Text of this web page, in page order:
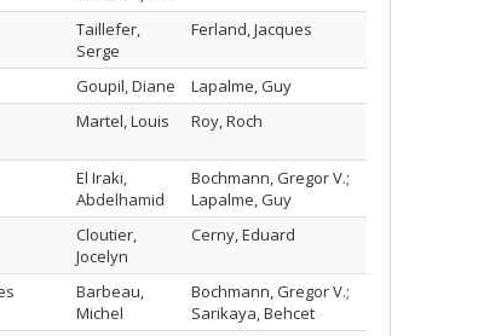
Taillefer,
Serge
Ferland, Jacques
Goupil, Diane
Lapalme, Guy
Martel, Louis Roy, Roch
El Iraki,
Abdelhamid
Bochmann, Gregor V.;
Lapalme, Guy
Cloutier,
Jocelyn
Cerny, Eduard
Barbeau,
Michel
Bochmann, Gregor V.;
Sarikaya, Behcet